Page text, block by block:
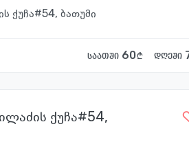
ქუჩა#54, ბათუმი
საათში 60 დღეში
ქუჩა#54,